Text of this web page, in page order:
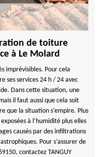
de toiture
à Le Molard
imprévisibles. Pour cela
ses services 24 h / 24 avec
Dans cette situation, une
il faut aussi que cela soit
que la situation s’empire. Plus
à l’humidité plus elles
causés par des infiltrations
Pour s’assurer de
contactez TANGUY